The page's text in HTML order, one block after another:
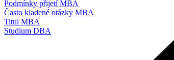
Podmínky přijetí MBA
Často kladené otázky MBA
Titul MBA
Studium DBA